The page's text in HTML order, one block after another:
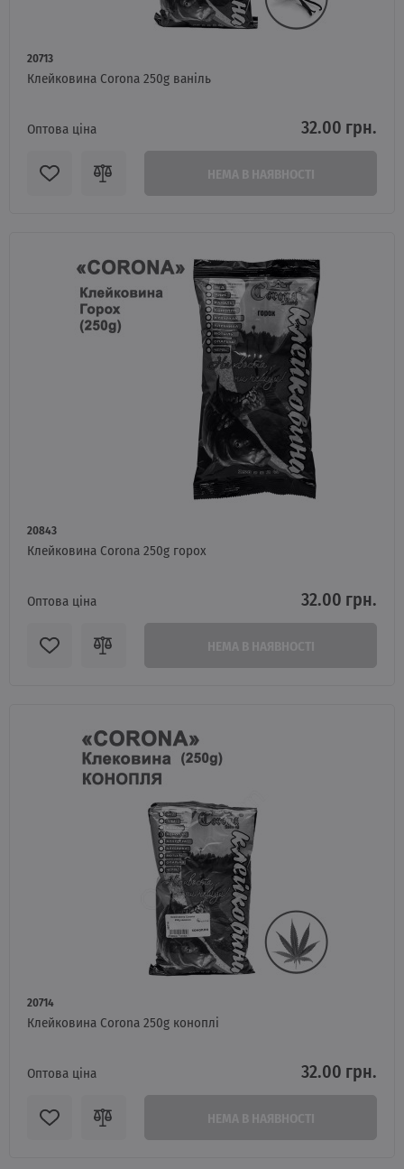
20713
Клейковина Corona 250g ваніль
Оптова ціна 32.00 грн.
20843
Клейковина Corona 250g горох
Оптова ціна 32.00 грн.
20714
Клейковина Corona 250g коноплі
Оптова ціна 32.00 грн.